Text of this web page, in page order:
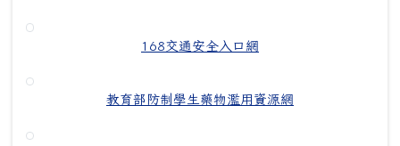
168交通安全入口網
教育部防制學生藥物濫用資源網